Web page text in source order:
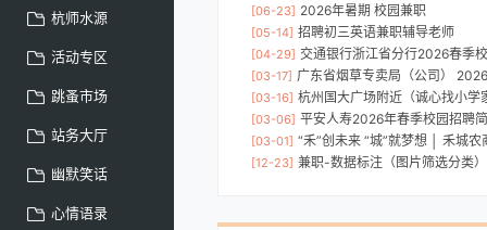
杭师水源
活动专区
跳蚤市场
站务大厅
幽默笑话
心情语录
[06-23] 2026年暑期 校园兼职
[05-14] 招聘初三英语兼职辅导老师
[04-29] 交通银行浙江省分行2026春季
[03-17] 广东省烟草专卖局（公司） 2026
[03-16] 杭州国大广场附近（诚心找小学
[03-06] 平安人寿2026年春季校园招聘
[03-01] “禾”创未来 “城”就梦想 │ 禾城农商银行
[12-23] 兼职-数据标注（图片筛选分类